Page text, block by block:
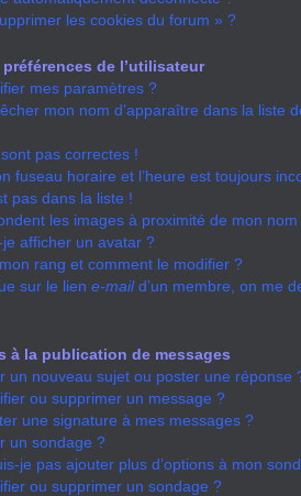
les cookies du forum » ?
préférences de l’utilisateur
mes paramètres ?
mon nom d’apparaître dans la liste
pas correctes !
fuseau horaire et l’heure est toujours
pas dans la liste !
les images à proximité de mon nom
afficher un avatar ?
rang et comment le modifier ?
sur le lien e-maild’un membre, on me
à la publication de messages
un nouveau sujet ou poster une réponse
ou supprimer un message ?
une signature à mes messages ?
un sondage ?
je pas ajouter plus d’options à mon
ou supprimer un sondage ?